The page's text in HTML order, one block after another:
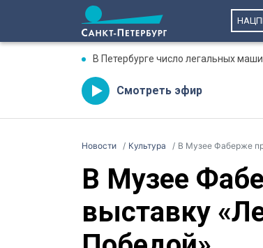
В Петербурге число легальных
Смотреть эфир
Новости Культура В Музее Фаберже
В Музее
выставку